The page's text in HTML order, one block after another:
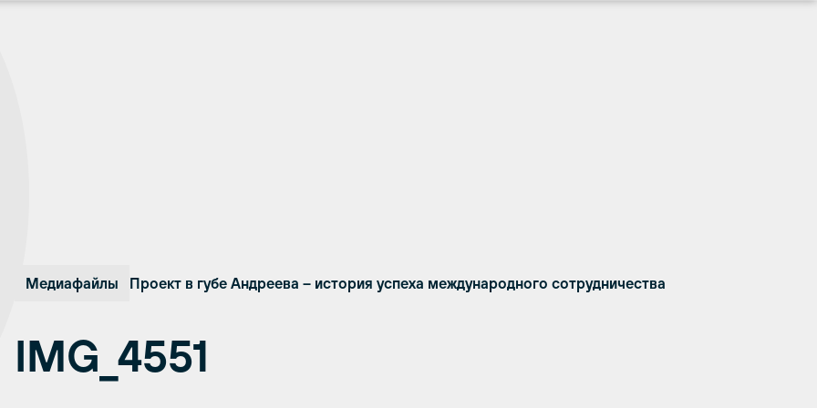
Медиафайлы Проект в губе Андреева – история успеха международного сотрудничества
IMG_4551